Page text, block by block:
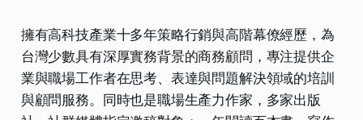
擁有高科技產業十多年策略行銷與高階幕僚經歷，為
台灣少數具有深厚實務背景的商務顧問，專注提供企
業與職場工作者在思考、表達與問題解決領域的培訓
與顧問服務。同時也是職場生產力作家，多家出版